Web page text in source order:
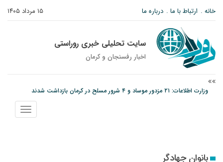
۱۵ مرداد ۱۴۰۵ خانه ارتباط با ما درباره ما
سایت تحلیلی خبری روراستی
اخبار رفسنجان و كرمان
وزارت اطلاعات: ۲۱ مزدور موساد و ۴ شرور مسلح در کرمان بازداشت شدند
دادستان رفسنجان: رفع مشکلات ایستگاه راه‌آهن احمدآباد با قید فوریت پیگیرینمایش
منو
بانوان جهادگر